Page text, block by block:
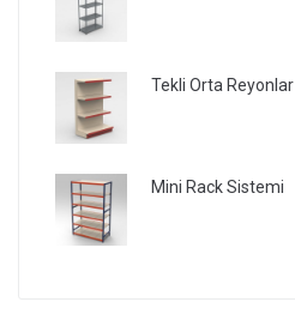
Tekli Orta Reyonlar
Mini Rack Sistemi